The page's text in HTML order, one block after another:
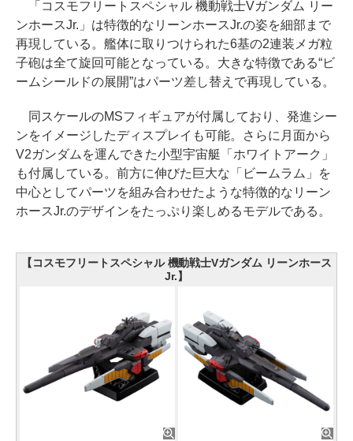
「コスモフリートスペシャル 機動戦士Vガンダム リー
ンホースJr.」は特徴的なリーンホースJr.の姿を細部まで
再現している。艦体に取りつけられた6基の2連装メガ粒
子砲は全て旋回可能となっている。大きな特徴である“ビ
ームシールドの展開”はパーツ差し替えで再現している。
同スケールのMSフィギュアが付属しており、発進シー
ンをイメージしたディスプレイも可能。さらに月面から
V2ガンダムを運んできた小型宇宙艇「ホワイトアーク」
も付属している。前方に伸びた巨大な「ビームラム」を
中心としてパーツを組み合わせたような特徴的なリーン
ホースJr.のデザインをたっぷり楽しめるモデルである。
【コスモフリートスペシャル 機動戦士Vガンダム リーンホース
Jr.】